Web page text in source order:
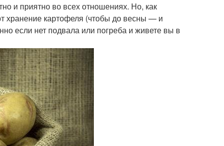
и приятно во всех отношениях. Но, как
хранение картофеля (чтобы до весны — и
если нет подвала или погреба и живете вы в